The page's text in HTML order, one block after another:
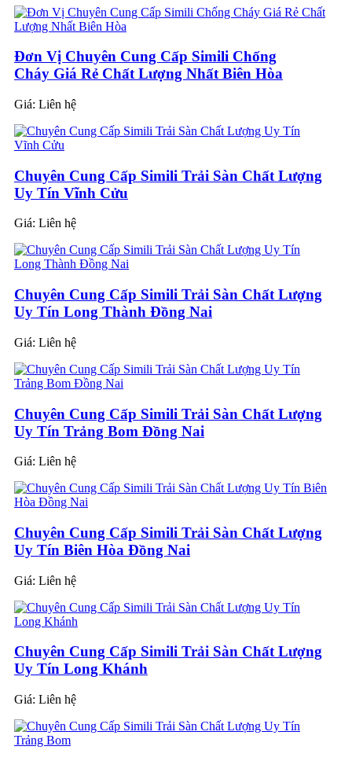
Đơn Vị Chuyên Cung Cấp Simili Chống
Cháy Giá Rẻ Chất Lượng Nhất Biên Hòa
Giá: Liên hệ
Chuyên Cung Cấp Simili Trải Sàn Chất Lượng
Uy Tín Vĩnh Cửu
Giá: Liên hệ
Chuyên Cung Cấp Simili Trải Sàn Chất Lượng
Uy Tín Long Thành Đồng Nai
Giá: Liên hệ
Chuyên Cung Cấp Simili Trải Sàn Chất Lượng
Uy Tín Trảng Bom Đồng Nai
Giá: Liên hệ
Chuyên Cung Cấp Simili Trải Sàn Chất Lượng
Uy Tín Biên Hòa Đồng Nai
Giá: Liên hệ
Chuyên Cung Cấp Simili Trải Sàn Chất Lượng
Uy Tín Long Khánh
Giá: Liên hệ